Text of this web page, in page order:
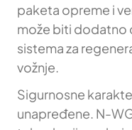
paketa opreme i
može biti dodatno
sistema za
vožnje.
Sigurnosne
unapređene. N-